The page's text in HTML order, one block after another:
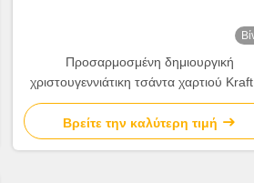
Προσαρμοσμένη δημιουργική
χριστουγεννιάτικη τσάντα χαρτιού Kraft
το δικό σου λογότυπο για το
πάρτι Χριστούγεννα
Βρείτε την καλύτερη τιμή